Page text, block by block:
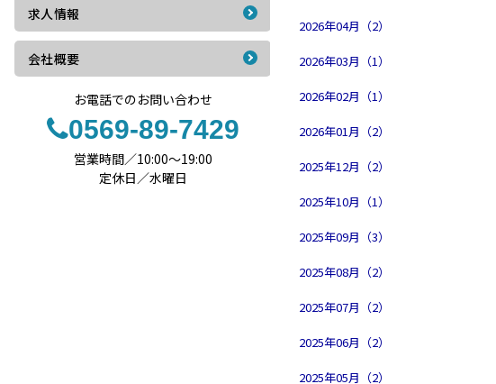
求人情報
会社概要
お電話でのお問い合わせ
0569-89-7429
営業時間／10:00〜19:00
定休日／水曜日
2026年04月（2）
2026年03月（1）
2026年02月（1）
2026年01月（2）
2025年12月（2）
2025年10月（1）
2025年09月（3）
2025年08月（2）
2025年07月（2）
2025年06月（2）
2025年05月（2）